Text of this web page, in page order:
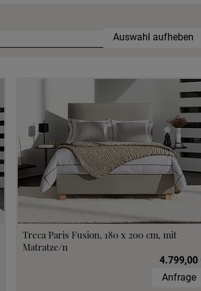
Auswahl aufheben
Treca Paris Fusion, 180 x 200 cm, mit
Matratze/n
4.799,00
Anfrage